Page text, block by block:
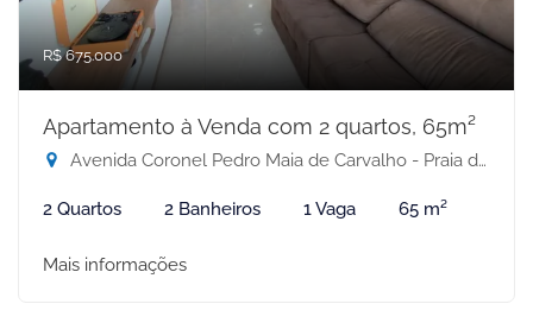
R$ 675.000
Apartamento à Venda com 2 quartos, 65m²
Avenida Coronel Pedro Maia de Carvalho - Praia de Itaparica, Vila Velha-ES
2 Quartos 2 Banheiros 1 Vaga 65 m²
Mais informações